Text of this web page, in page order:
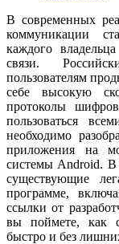
В современных
коммуникации
каждого
связи.
пользователям
себе высокую
протоколы
пользоваться
необходимо
приложения на
системы Android. В
существующие
программе,
ссылки от
вы поймете, как
быстро и без